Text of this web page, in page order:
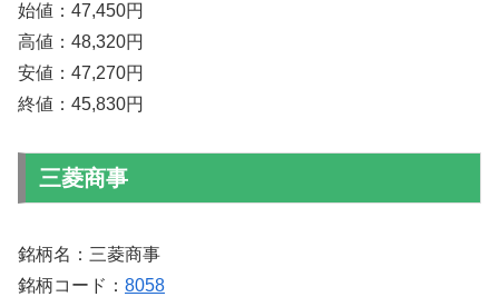
始値：47,450円
高値：48,320円
安値：47,270円
終値：45,830円
三菱商事
銘柄名：三菱商事
銘柄コード： 8058